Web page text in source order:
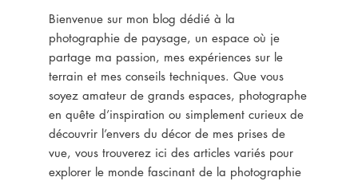
Bienvenue sur mon blog dédié à la
photographie de paysage, un espace où je
partage ma passion, mes expériences sur le
terrain et mes conseils techniques. Que vous
soyez amateur de grands espaces, photographe
en quête d’inspiration ou simplement curieux de
découvrir l’envers du décor de mes prises de
vue, vous trouverez ici des articles variés pour
explorer le monde fascinant de la photographie